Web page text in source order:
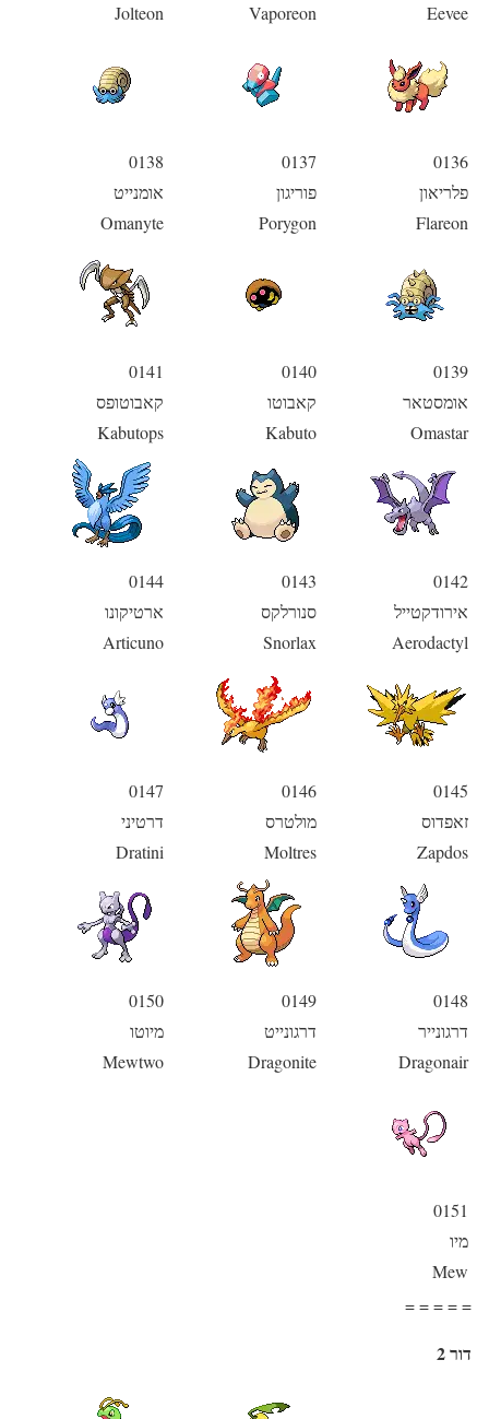
Eevee
Vaporeon
Jolteon
0136
פלריאון
Flareon
0137
פוריגון
Porygon
0138
אומנייט
Omanyte
0139
אומסטאר
Omastar
0140
קאבוטו
Kabuto
0141
קאבוטופס
Kabutops
0142
אירודקטייל
Aerodactyl
0143
סנורלקס
Snorlax
0144
ארטיקונו
Articuno
0145
זאפדוס
Zapdos
0146
מולטרס
Moltres
0147
דרטיני
Dratini
0148
דרגונייר
Dragonair
0149
דרגונייט
Dragonite
0150
מיוטו
Mewtwo
0151
מיו
Mew
= = = = =
דור 2